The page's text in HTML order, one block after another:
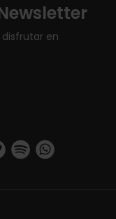
disfrutar en
visit_valencia/
user/
vimeo.com/
https://https://api.whatsapp.com/